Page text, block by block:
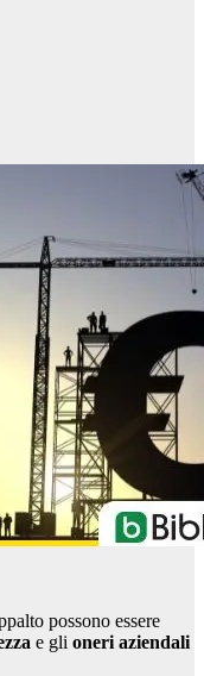
possono essere
e gli oneri aziendali